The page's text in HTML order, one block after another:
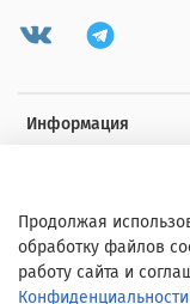
Информация
Продолжая
обработку файлов
работу сайта и
Конфиденциальности